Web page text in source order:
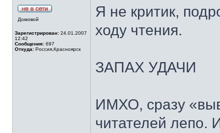
Домовой
Зарегистрирован: 24.01.2007
12:42
Сообщения: 697
Откуда: Россия,Красноярск
Я не критик,
ходу чтения.
ЗАПАХ УДАЧИ
ИМХО, сразу
читателей лепо.